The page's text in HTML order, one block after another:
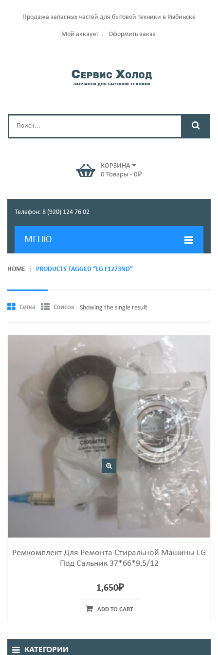
Продажа запасных частей для бытовой техники в Рыбинске
Мой аккаунт Оформить заказ
КОРЗИНА
0 Товары - 0₽
Телефон: 8 (920) 124 76 02
МЕНЮ
ГЛАВНАЯ
О КОМПАНИИ
HOME PRODUCTS TAGGED “LG F1273ND”
Сетка Список Showing the single result
Ремкомплект Для Ремонта Стиральной Машины LG
Под Сальник 37*66*9,5/12
1,650₽
ADD TO CART
КАТЕГОРИИ